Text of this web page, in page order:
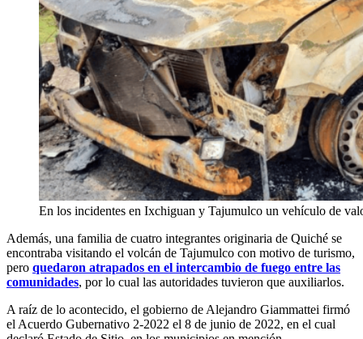
En los incidentes en Ixchiguan y Tajumulco un vehículo de
Además, una familia de cuatro integrantes originaria de Quiché se
encontraba visitando el volcán de Tajumulco con motivo de turismo,
pero quedaron atrapados en el intercambio de fuego entre las
comunidades, por lo cual las autoridades tuvieron que auxiliarlos.
A raíz de lo acontecido, el gobierno de Alejandro Giammattei firmó
el Acuerdo Gubernativo 2-2022 el 8 de junio de 2022, en el cual